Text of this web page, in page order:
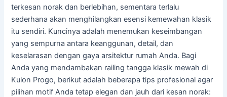
terkesan norak dan berlebihan, sementara terlalu
sederhana akan menghilangkan esensi kemewahan klasik
itu sendiri. Kuncinya adalah menemukan keseimbangan
yang sempurna antara keanggunan, detail, dan
keselarasan dengan gaya arsitektur rumah Anda. Bagi
Anda yang mendambakan railing tangga klasik mewah di
Kulon Progo, berikut adalah beberapa tips profesional agar
pilihan motif Anda tetap elegan dan jauh dari kesan norak: